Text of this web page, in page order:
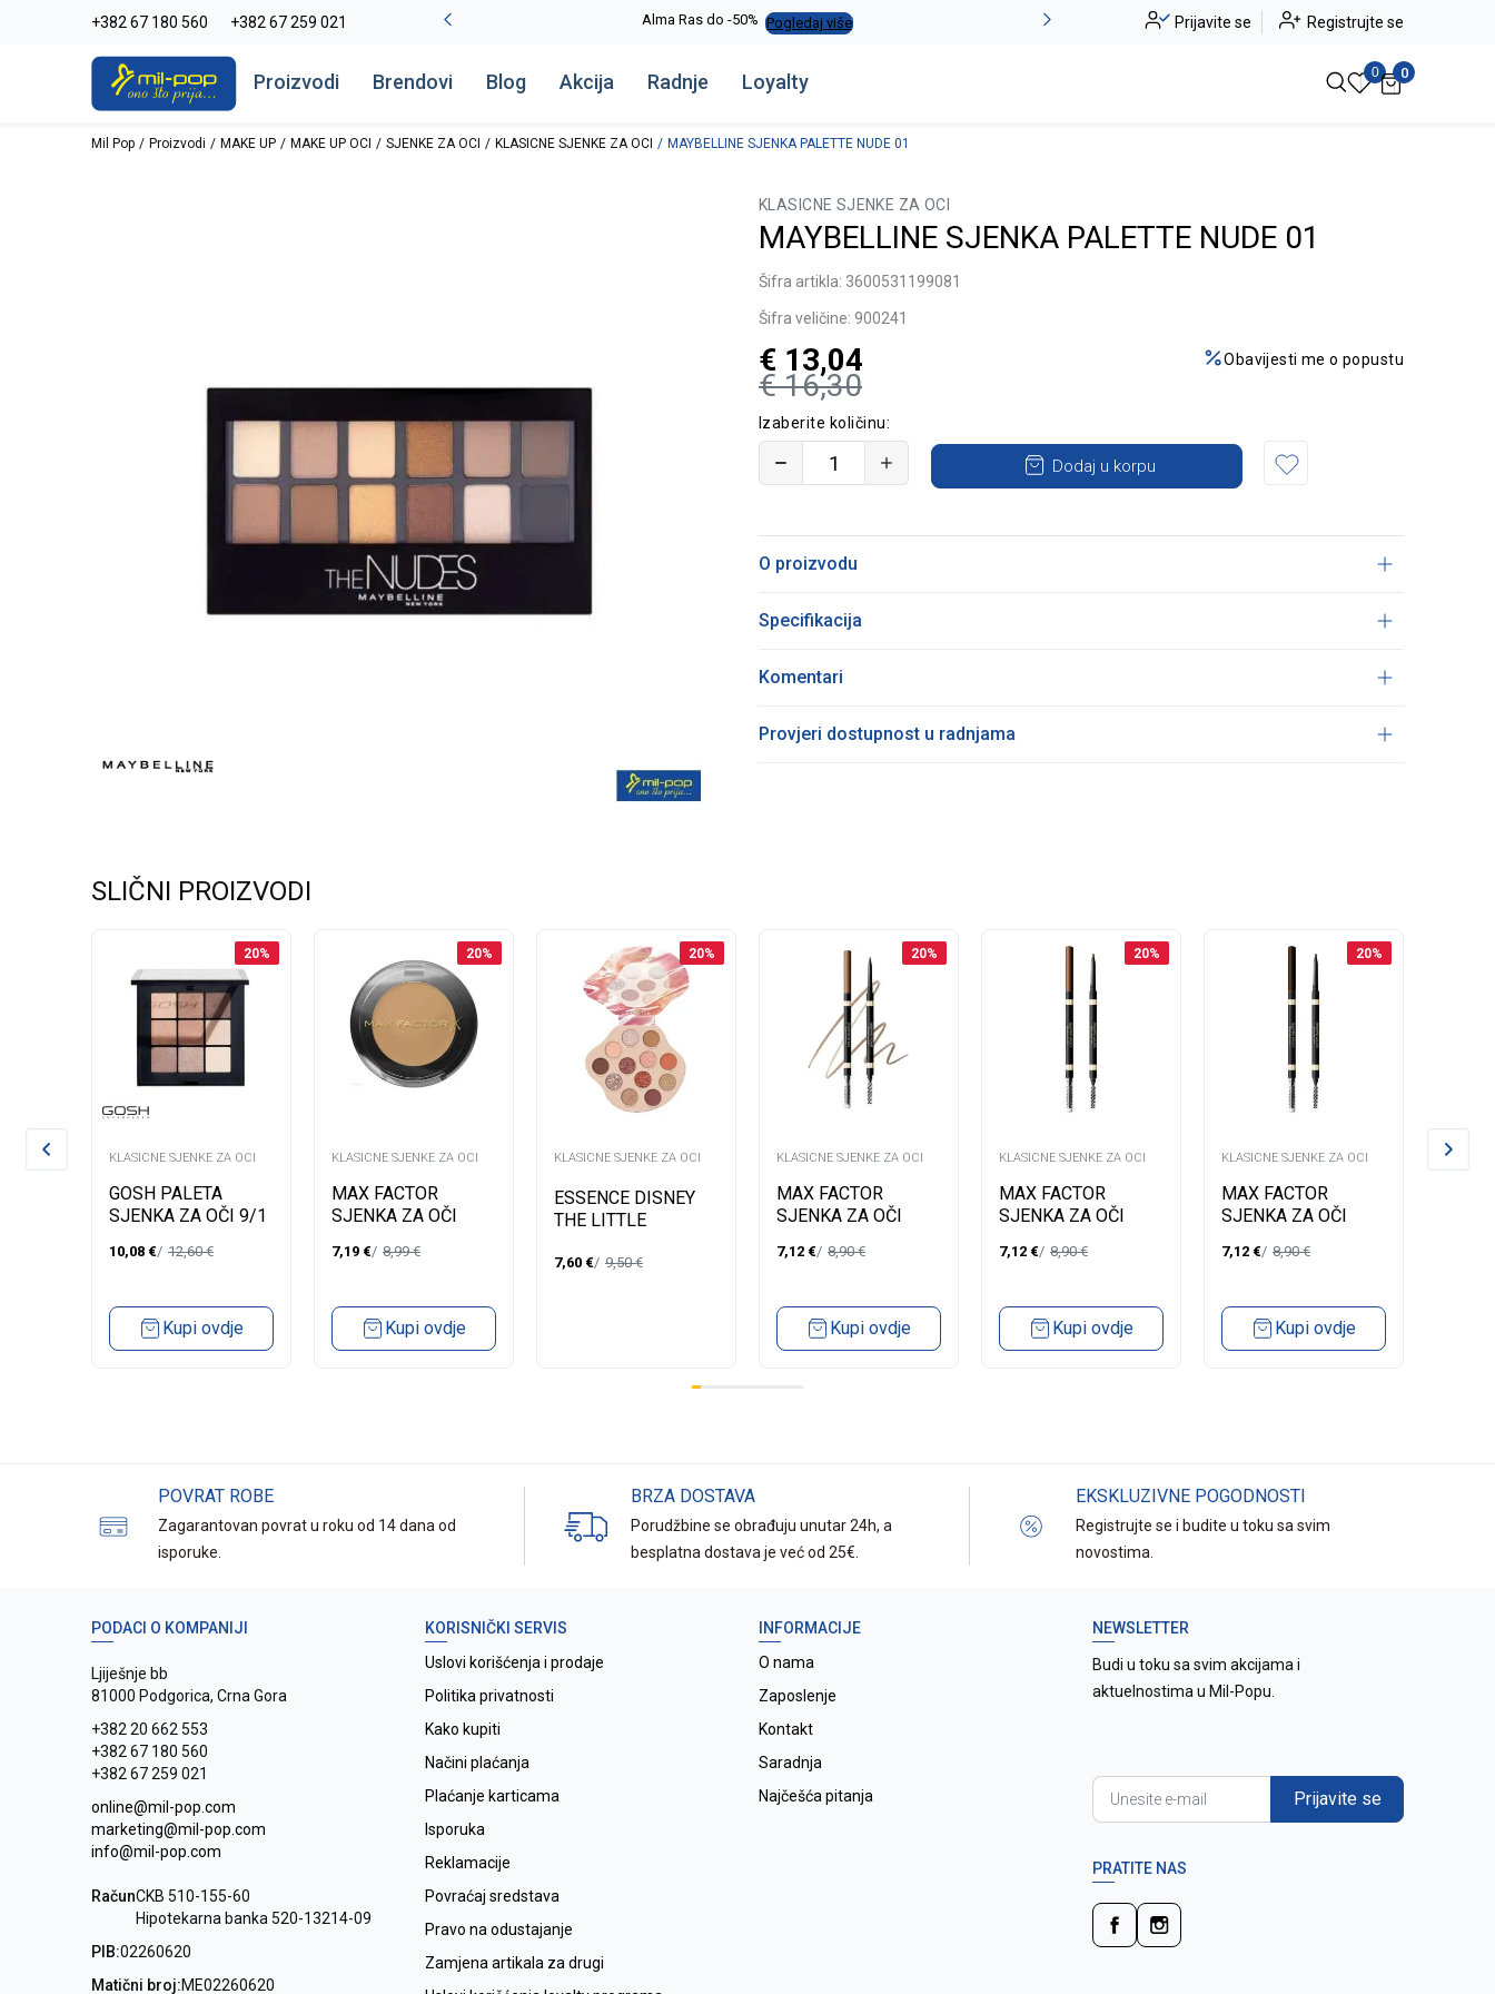
+382 67 180 560 +382 67 259 021
La Plage peškiri do -30% Pogledaj više Alma Ras do -50% Pogledaj više Novo u ponudi - Jadea Pogledaj više
Prijavite se Registrujte se
Proizvodi Brendovi Blog Akcija Radnje Loyalty 0 0
Mil Pop Proizvodi MAKE UP MAKE UP OCI SJENKE ZA OCI KLASICNE SJENKE ZA OCI MAYBELLINE SJENKA PALETTE NUDE 01
KLASICNE SJENKE ZA OCI
MAYBELLINE SJENKA PALETTE NUDE 01
Šifra artikla: 3600531199081
Šifra veličine: 900241
€ 16,30
€ 13,04 Obavijesti me o popustu
Izaberite količinu:
Dodaj u korpu
O proizvodu
Specifikacija
Komentari
Provjeri dostupnost u radnjama
SLIČNI PROIZVODI
20%
KLASICNE SJENKE ZA OCI
GOSH PALETA
SJENKA ZA OČI 9/1
10,08 € 12,60€
Kupi ovdje
20%
KLASICNE SJENKE ZA OCI
MAX FACTOR
SJENKA ZA OČI
HAZE
7,19 € 8,99€
Kupi ovdje
20%
KLASICNE SJENKE ZA OCI
ESSENCE DISNEY
THE LITTLE
EYESHADOW
7,60 € 9,50€
20%
KLASICNE SJENKE ZA OCI
MAX FACTOR
SJENKA ZA OČI
BLONDE 10
7,12 € 8,90€
Kupi ovdje
20%
KLASICNE SJENKE ZA OCI
MAX FACTOR
SJENKA ZA OČI
BROWN 20
7,12 € 8,90€
Kupi ovdje
20%
KLASICNE SJENKE ZA OCI
MAX FACTOR
SJENKA ZA OČI
DEEP BROWN 30
7,12 € 8,90€
Kupi ovdje
POVRAT ROBE
Zagarantovan povrat u roku od 14 dana od
isporuke.
BRZA DOSTAVA
Porudžbine se obrađuju unutar 24h, a
besplatna dostava je već od 25€.
EKSKLUZIVNE POGODNOSTI
Registrujte se i budite u toku sa svim
novostima.
PODACI O KOMPANIJI
Ljiješnje bb
81000 Podgorica, Crna Gora
+382 20 662 553
+382 67 180 560
+382 67 259 021
online@mil-pop.com
marketing@mil-pop.com
info@mil-pop.com
RačunCKB 510-155-60
Hipotekarna banka 520-13214-09
PIB:02260620
Matični broj:ME02260620
KORISNIČKI SERVIS
Uslovi korišćenja i prodaje
Politika privatnosti
Kako kupiti
Načini plaćanja
Plaćanje karticama
Isporuka
Reklamacije
Povraćaj sredstava
Pravo na odustajanje
Zamjena artikala za drugi
INFORMACIJE
O nama
Zaposlenje
Kontakt
Saradnja
Najčešća pitanja
NEWSLETTER
Budi u toku sa svim akcijama i
aktuelnostima u Mil-Popu.
Prijavite se
PRATITE NAS